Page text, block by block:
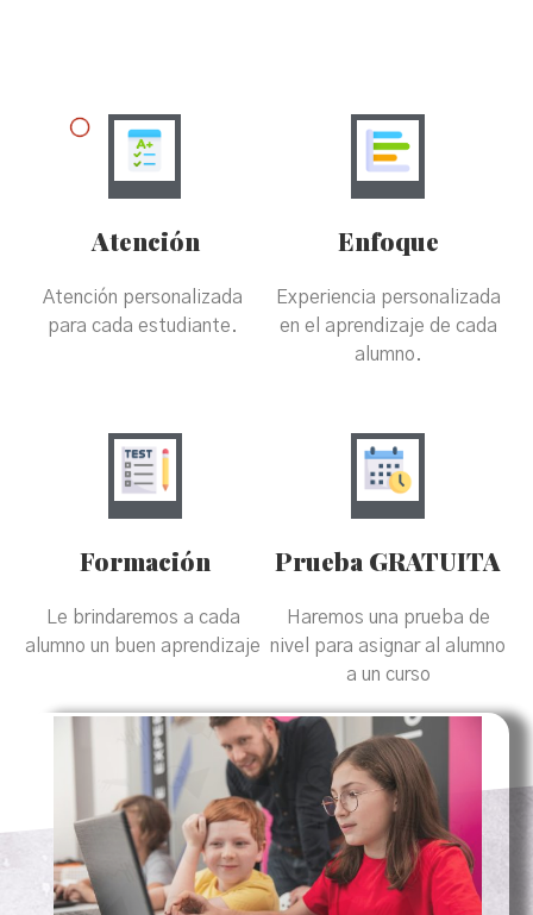
Atención
Atención personalizada
para cada estudiante.
Enfoque
Experiencia personalizada
en el aprendizaje de cada
alumno.
Formación
Le brindaremos a cada
alumno un buen aprendizaje
Prueba GRATUITA
Haremos una prueba de
nivel para asignar al alumno
a un curso